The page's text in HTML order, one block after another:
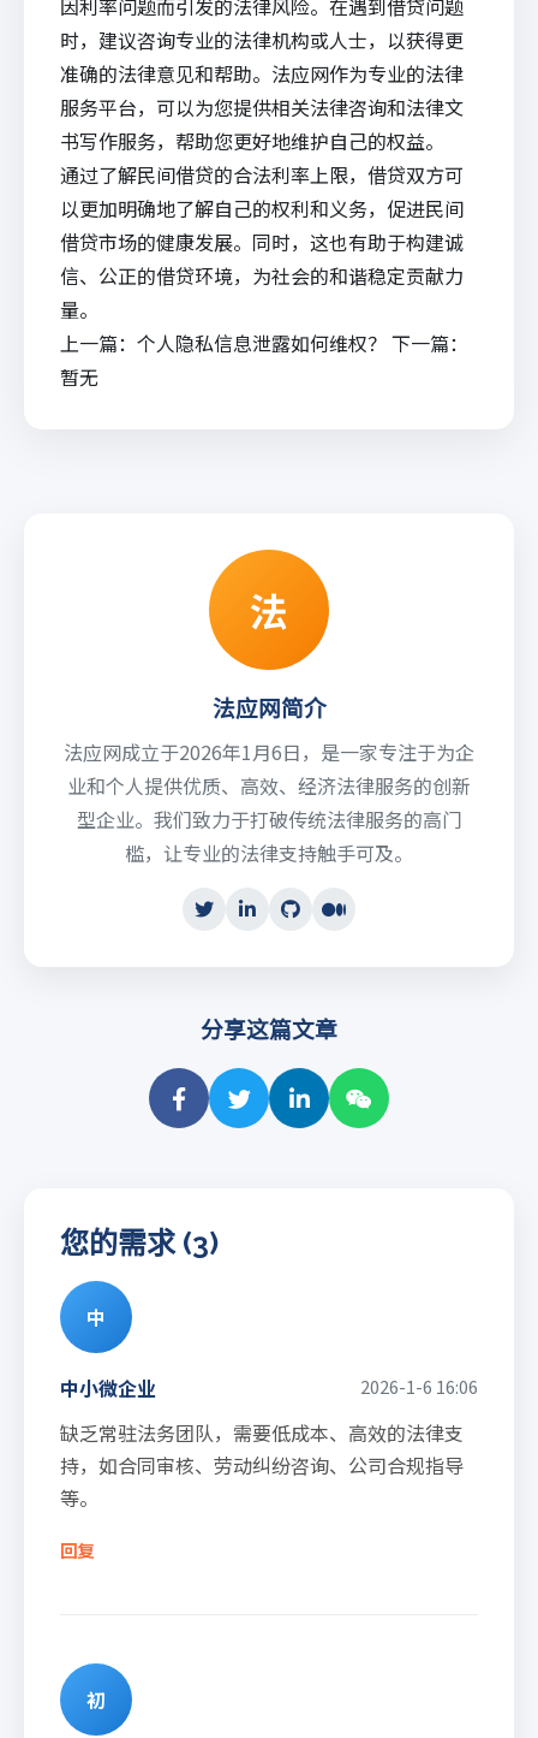
因利率问题而引发的法律风险。在遇到借贷问题
时，建议咨询专业的法律机构或人士，以获得更
准确的法律意见和帮助。 法应网作为专业的法律
服务平台，可以为您提供相关法律咨询和法律文
书写作服务，帮助您更好地维护自己的权益。
通过了解民间借贷的合法利率上限，借贷双方可
以更加明确地了解自己的权利和义务，促进民间
借贷市场的健康发展。同时，这也有助于构建诚
信、公正的借贷环境，为社会的和谐稳定贡献力
量。
上一篇： 个人隐私信息泄露如何维权？ 下一篇：
暂无
法
法应网简介
法应网成立于2026年1月6日，是一家专注于为企
业和个人提供优质、高效、经济法律服务的创新
型企业。我们致力于打破传统法律服务的高门
槛，让专业的法律支持触手可及。
分享这篇文章
您的需求 (3)
中
中小微企业 2026-1-6 16:06
缺乏常驻法务团队，需要低成本、高效的法律支
持，如合同审核、劳动纠纷咨询、公司合规指导
等。
回复
初